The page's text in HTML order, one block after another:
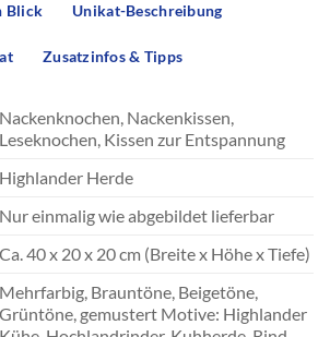
Blick Unikat-Beschreibung
Zusatzinfos & Tipps
Nackenknochen, Nackenkissen,
Leseknochen, Kissen zur Entspannung
Highlander Herde
Nur einmalig wie abgebildet lieferbar
Ca. 40 x 20 x 20 cm (Breite x Höhe x Tiefe)
Mehrfarbig, Brauntöne, Beigetöne,
Grüntöne, gemustert Motive: Highlander